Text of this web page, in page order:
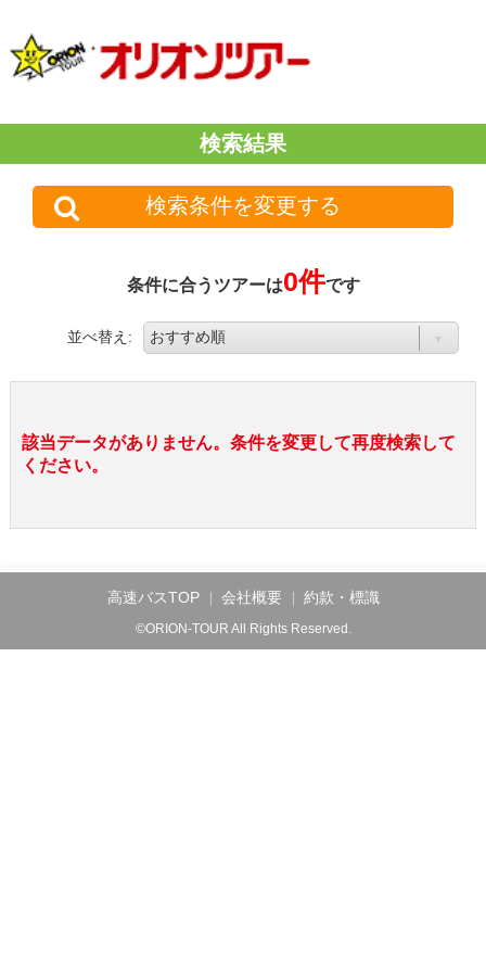
検索結果
検索条件を変更する
条件に合うツアーは0件です
並べ替え:
該当データがありません。条件を変更して再度検索して
ください。
高速バスTOP 会社概要 約款・標識
©ORION-TOUR All Rights Reserved.